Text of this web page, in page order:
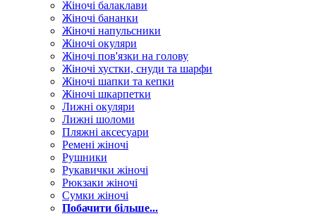
Жіночі балаклави
Жіночі бананки
Жіночі напульсники
Жіночі окуляри
Жіночі пов'язки на голову
Жіночі хустки, снуди та шарфи
Жіночі шапки та кепки
Жіночі шкарпетки
Лижні окуляри
Лижні шоломи
Пляжні аксесуари
Ремені жіночі
Рушники
Рукавички жіночі
Рюкзаки жіночі
Сумки жіночі
Побачити більше...